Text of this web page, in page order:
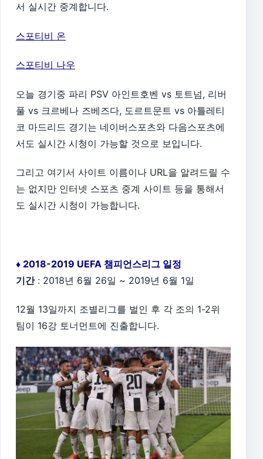
서 실시간 중계합니다.
스포티비 온
스포티비 나우
오늘 경기중 파리 PSV 아인트호벤 vs 토트넘, 리버
풀 vs 크르베나 즈베즈다, 도르트문트 vs 아틀레티
코 마드리드 경기는 네이버스포츠와 다음스포츠에
서도 실시간 시청이 가능할 것으로 보입니다.
그리고 여기서 사이트 이름이나 URL을 알려드릴 수
는 없지만 인터넷 스포츠 중계 사이트 등을 통해서
도 실시간 시청이 가능합니다.
♦ 2018-2019 UEFA 챔피언스리그 일정
기간: 2018년 6월 26일 ~ 2019년 6월 1일
12월 13일까지 조별리그를 벌인 후 각 조의 1-2위
팀이 16강 토너먼트에 진출합니다.